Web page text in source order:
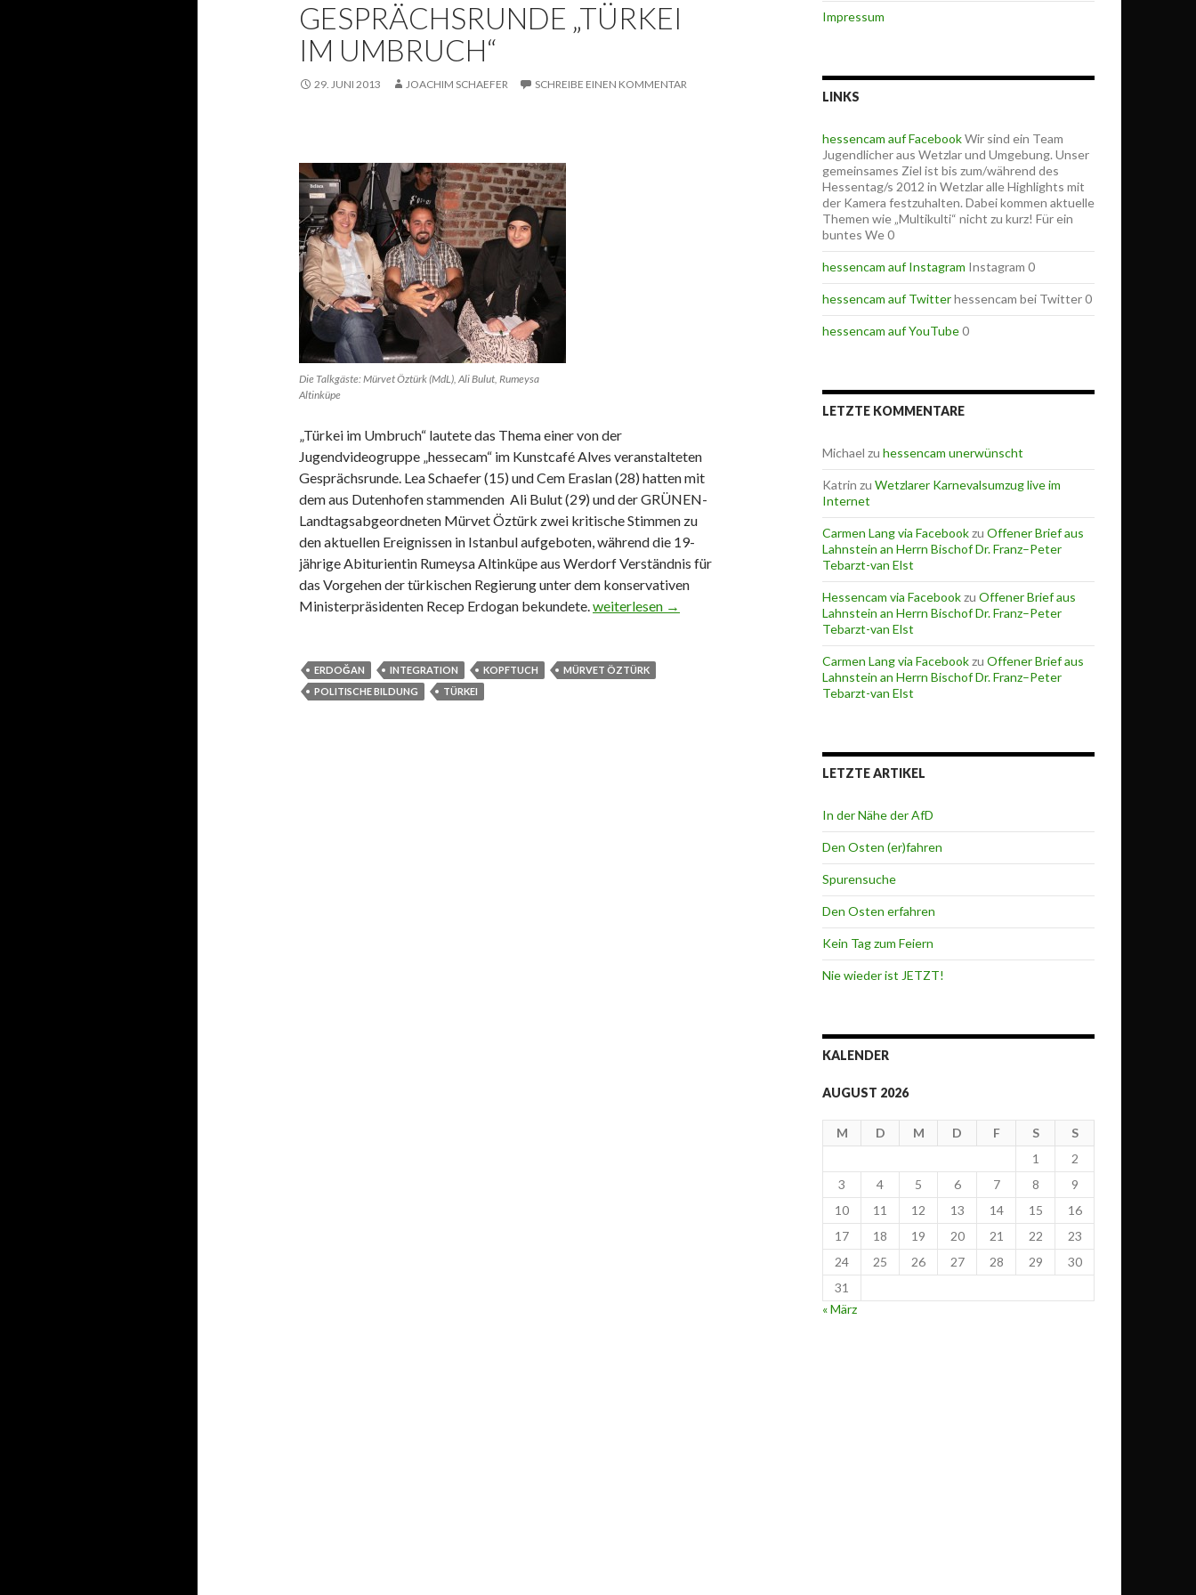
GESPRÄCHSRUNDE „TÜRKEI
IM UMBRUCH“
29. JUNI 2013 JOACHIM SCHAEFER SCHREIBE EINEN KOMMENTAR
Die Talkgäste: Mürvet Öztürk (MdL), Ali Bulut, Rumeysa
Altinküpe
„Türkei im Umbruch“ lautete das Thema einer von der
Jugendvideogruppe „hessecam“ im Kunstcafé Alves veranstalteten
Gesprächsrunde. Lea Schaefer (15) und Cem Eraslan (28) hatten mit
dem aus Dutenhofen stammenden Ali Bulut (29) und der GRÜNEN-
Landtagsabgeordneten Mürvet Öztürk zwei kritische Stimmen zu
den aktuellen Ereignissen in Istanbul aufgeboten, während die 19-
jährige Abiturientin Rumeysa Altinküpe aus Werdorf Verständnis für
das Vorgehen der türkischen Regierung unter dem konservativen
Ministerpräsidenten Recep Erdogan bekundete.Café Alves: Gesprächsrunde „Türkei im Umbruch“
weiterlesen →
ERDOĞAN INTEGRATION KOPFTUCH
MÜRVET ÖZTÜRK
POLITISCHE BILDUNG
TÜRKEI
Impressum
LINKS
hessencam auf FacebookWir sind ein Team
Jugendlicher aus Wetzlar und Umgebung. Unser
gemeinsames Ziel ist bis zum/während des
Hessentag/s 2012 in Wetzlar alle Highlights mit
der Kamera festzuhalten. Dabei kommen aktuelle
Themen wie „Multikulti“ nicht zu kurz! Für ein
buntes We 0
hessencam auf Instagram Instagram 0
hessencam auf Twitterhessencam bei Twitter 0
hessencam auf YouTube0
LETZTE KOMMENTARE
Michael zu hessencam unerwünscht
Katrin zu Wetzlarer Karnevalsumzug live im
Internet
Carmen Lang via Facebookzu Offener Brief aus
Lahnstein an Herrn Bischof Dr. Franz–Peter
Tebarzt-van Elst
Hessencam via Facebookzu Offener Brief aus
Lahnstein an Herrn Bischof Dr. Franz–Peter
Tebarzt-van Elst
Carmen Lang via Facebookzu Offener Brief aus
Lahnstein an Herrn Bischof Dr. Franz–Peter
Tebarzt-van Elst
LETZTE ARTIKEL
In der Nähe der AfD
Den Osten (er)fahren
Spurensuche
Den Osten erfahren
Kein Tag zum Feiern
Nie wieder ist JETZT!
KALENDER
AUGUST 2026
M D M D F S
S
1
2
3
4 5 6 7 8
9
10
11 12 13 14 15
16
17
18 19 20 21 22
23
24
25 26 27 28 29
30
31
« März